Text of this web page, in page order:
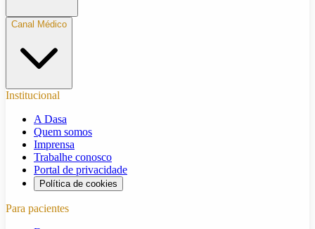
Canal Médico
Institucional
A Dasa
Quem somos
Imprensa
Trabalhe conosco
Portal de privacidade
Política de cookies
Para pacientes